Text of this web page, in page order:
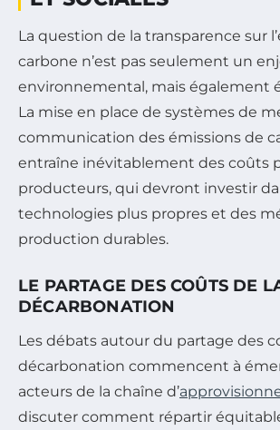
La question de la transparence sur
carbone n’est pas seulement un
environnemental, mais également
La mise en place de systèmes de
communication des émissions de
entraîne inévitablement des coûts
producteurs, qui devront investir
technologies plus propres et des
production durables.
LE PARTAGE DES COÛTS DE
DÉCARBONATION
Les débats autour du partage des
décarbonation commencent à
acteurs de la chaîne d’
discuter comment répartir